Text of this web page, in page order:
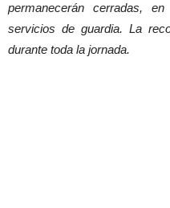
permanecerán cerradas,
servicios de guardia. La
durante toda la jornada.